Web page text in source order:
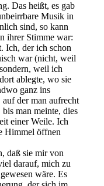
Das heißt, es gab
Musik in
sind, so kann
ihrer Stimme war:
Ich, der ich schon
war (nicht, weil
weil ich
ablegte, wo sie
ganz ins
der man aufrecht
man meinte, dies
einer Weile. Ich
Himmel öffnen
daß sie mir von
darauf, mich zu
wäre. Es